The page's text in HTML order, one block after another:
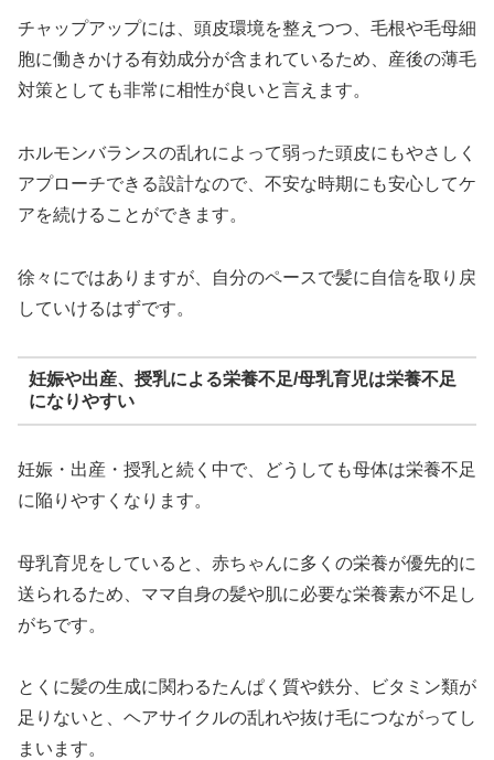
チャップアップには、頭皮環境を整えつつ、毛根や毛母細
胞に働きかける有効成分が含まれているため、産後の薄毛
対策としても非常に相性が良いと言えます。
ホルモンバランスの乱れによって弱った頭皮にもやさしく
アプローチできる設計なので、不安な時期にも安心してケ
アを続けることができます。
徐々にではありますが、自分のペースで髪に自信を取り戻
していけるはずです。
妊娠や出産、授乳による栄養不足/母乳育児は栄養不足
になりやすい
妊娠・出産・授乳と続く中で、どうしても母体は栄養不足
に陥りやすくなります。
母乳育児をしていると、赤ちゃんに多くの栄養が優先的に
送られるため、ママ自身の髪や肌に必要な栄養素が不足し
がちです。
とくに髪の生成に関わるたんぱく質や鉄分、ビタミン類が
足りないと、ヘアサイクルの乱れや抜け毛につながってし
まいます。